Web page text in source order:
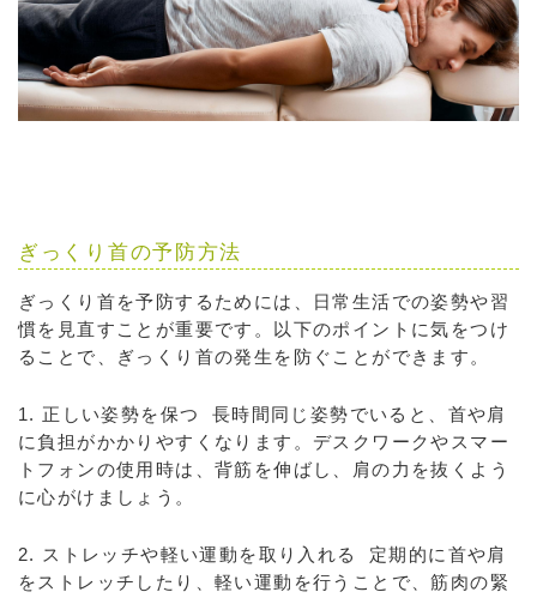
ぎっくり首の予防方法
ぎっくり首を予防するためには、日常生活での姿勢や習
慣を見直すことが重要です。以下のポイントに気をつけ
ることで、ぎっくり首の発生を防ぐことができます。
1. 正しい姿勢を保つ 長時間同じ姿勢でいると、首や肩
に負担がかかりやすくなります。デスクワークやスマー
トフォンの使用時は、背筋を伸ばし、肩の力を抜くよう
に心がけましょう。
2. ストレッチや軽い運動を取り入れる 定期的に首や肩
をストレッチしたり、軽い運動を行うことで、筋肉の緊